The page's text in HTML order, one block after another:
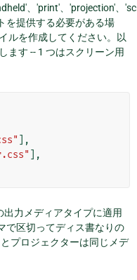
、'print'、'projection'、
を提供する必要がある場
ルを作成してください。以
ます -- 1 つはスクリーン用
],
],
出力メディアタイプに適用
で区切ってディス書なりの
プロジェクターは同じメデ